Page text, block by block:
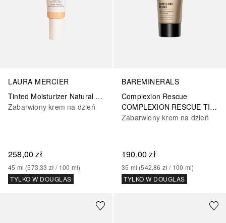
LAURA MERCIER
Tinted Moisturizer Natural Dewy SPF 30
Zabarwiony krem na dzień
258,00 zł
45 ml (573,33 zł / 100 ml)
TYLKO W DOUGLAS
BAREMINERALS
Complexion Rescue
COMPLEXION RESCUE TINTED HYDRATING GEL CREAM SPF 34
Zabarwiony krem na dzień
190,00 zł
35 ml (542,86 zł / 100 ml)
TYLKO W DOUGLAS